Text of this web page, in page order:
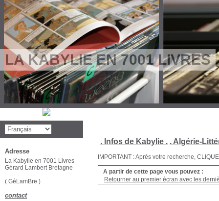
LA KABYLIE EN 7001 LIVRES
. Infos de Kabylie . . Algérie-
IMPORTANT : Après votre recherche,
A partir de cette page vous pouvez :
Retourner au premier écran avec les
Adresse
La Kabylie en 7001 Livres
Gérard Lambert Bretagne
( GéLamBre )
contact